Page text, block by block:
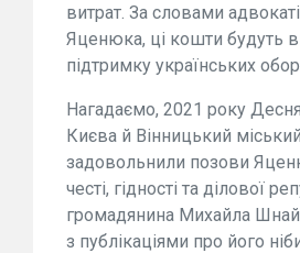
витрат. За словами
Яценюка, ці кошти будуть
підтримку українських
Нагадаємо, 2021 року
Києва й Вінницький
задовольнили позови
честі, гідності та ділової
громадянина Михайла
з публікаціями про його